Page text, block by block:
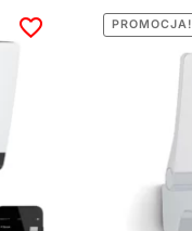
PROMOCJA!